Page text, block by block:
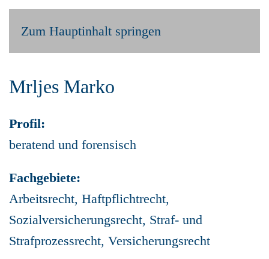
Zum Hauptinhalt springen
Mrljes Marko
Profil:
beratend und forensisch
Fachgebiete:
Arbeitsrecht, Haftpflichtrecht,
Sozialversicherungsrecht, Straf- und
Strafprozessrecht, Versicherungsrecht